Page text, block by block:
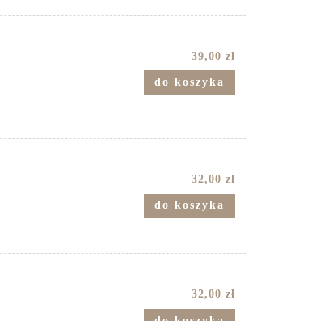
39,00 zł
do koszyka
32,00 zł
do koszyka
32,00 zł